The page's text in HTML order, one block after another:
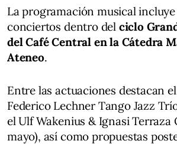
La programación musical
conciertos dentro del ciclo
del Café Central en la Cátedra
Ateneo.
Entre las actuaciones destacan
Federico Lechner Tango Jazz
el Ulf Wakenius & Ignasi Terraza
mayo), así como propuestas